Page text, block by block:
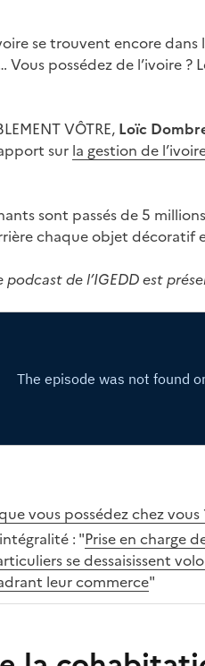
se trouvent encore
possédez de l’ivoire ?
VÔTRE, Loïc
sur la gestion de
sont passés de 5
chaque objet décoratif
podcast de l’IGEDD est
vous possédez chez
: "Prise en charge
se dessaisissent
leur commerce"